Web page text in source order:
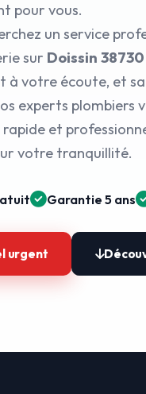
pour vous.
un service
sur Doissin 38730
à votre écoute, et
experts plombiers
et
votre tranquillité.
Garantie 5 ans
urgent